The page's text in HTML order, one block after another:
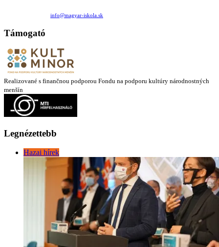
info@magyar-iskola.sk
Támogató
Realizované s finančnou podporou Fondu na podporu kultúry národnostných
menšín
Legnézettebb
Hazai hírek